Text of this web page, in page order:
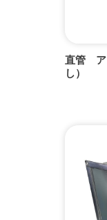
直管 ア
し）